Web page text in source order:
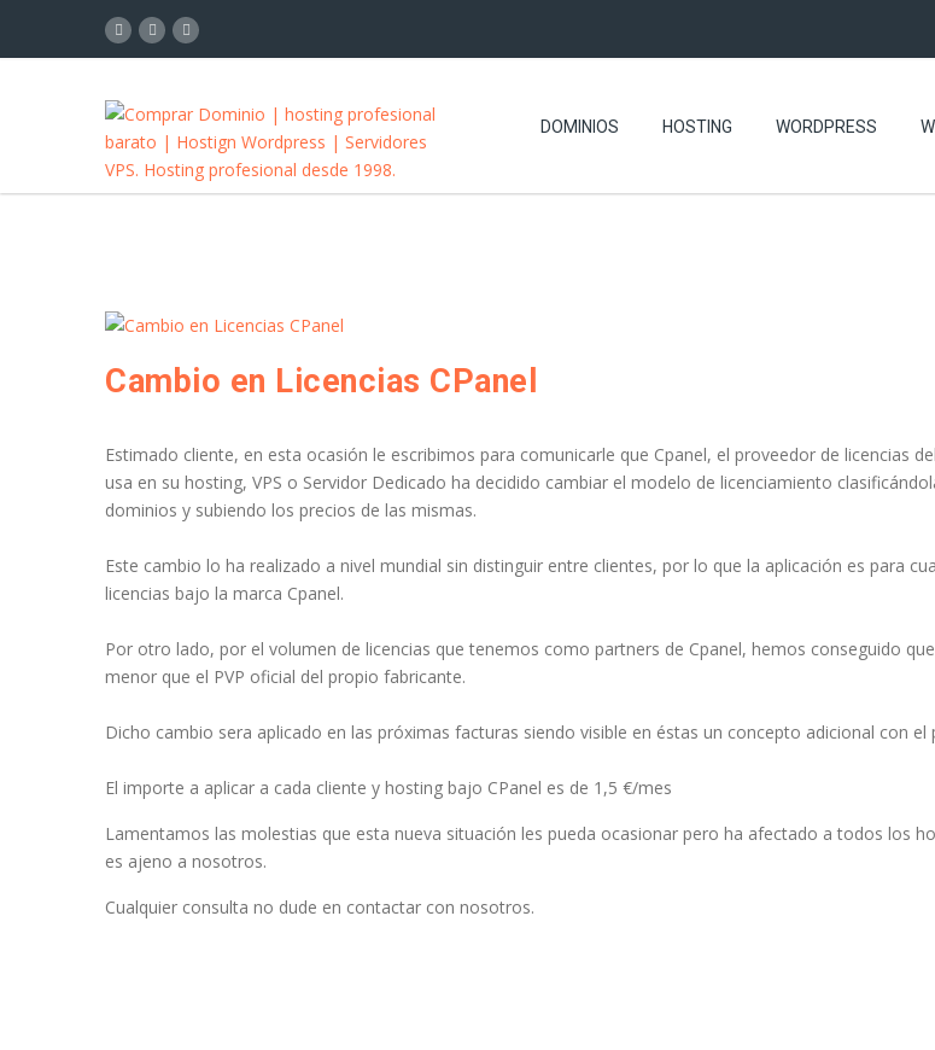
DOMINIOS HOSTING WORDPRESS
Cambio en Licencias CPanel
Estimado cliente, en esta ocasión le escribimos para comunicarle que Cpanel, el proveedor de licencias
usa en su hosting, VPS o Servidor Dedicado ha decidido cambiar el modelo de licenciamiento
dominios y subiendo los precios de las mismas.
Este cambio lo ha realizado a nivel mundial sin distinguir entre clientes, por lo que la aplicación es para
licencias bajo la marca Cpanel.
Por otro lado, por el volumen de licencias que tenemos como partners de Cpanel, hemos conseguido
menor que el PVP oficial del propio fabricante.
Dicho cambio sera aplicado en las próximas facturas siendo visible en éstas un concepto adicional con el
El importe a aplicar a cada cliente y hosting bajo CPanel es de 1,5 €/mes
Lamentamos las molestias que esta nueva situación les pueda ocasionar pero ha afectado a todos los
es ajeno a nosotros.
Cualquier consulta no dude en contactar con nosotros.